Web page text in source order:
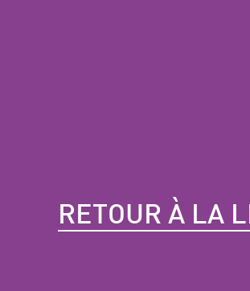
RETOUR À LA